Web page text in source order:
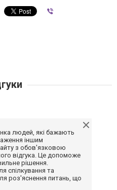
людей, які бажають
іншим
з обов'язковою
відгука. Це допоможе
рішення.
спілкування та
роз'яснення питань, що